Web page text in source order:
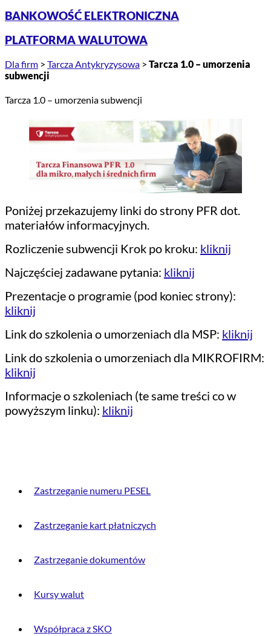
BANKOWOŚĆ ELEKTRONICZNA
PLATFORMA WALUTOWA
Dla firm > Tarcza Antykryzysowa > Tarcza 1.0 – umorzenia
subwencji
Tarcza 1.0 – umorzenia subwencji
Poniżej przekazujemy linki do strony PFR dot.
materiałów informacyjnych.
Rozliczenie subwencji Krok po kroku: kliknij
Najczęściej zadawane pytania: kliknij
Prezentacje o programie (pod koniec strony):
kliknij
Link do szkolenia o umorzeniach dla MSP: kliknij
Link do szkolenia o umorzeniach dla MIKROFIRM:
kliknij
Informacje o szkoleniach (te same treści co w
powyższym linku): kliknij
Zastrzeganie numeru PESEL
Zastrzeganie kart płatniczych
Zastrzeganie dokumentów
Kursy walut
Współpraca z SKO